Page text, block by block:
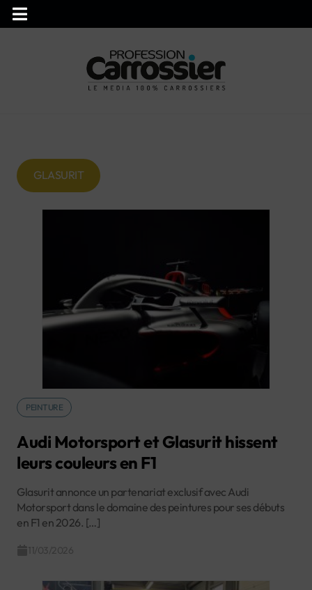
GLASURIT
PEINTURE
Audi Motorsport et Glasurit hissent
leurs couleurs en F1
Glasurit annonce un partenariat exclusif avec Audi
Motorsport dans le domaine des peintures pour ses débuts
en F1 en 2026. […]